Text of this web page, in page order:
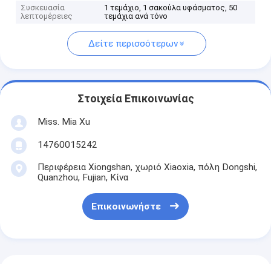
Συσκευασία
λεπτομέρειες
1 τεμάχιο, 1 σακούλα υφάσματος, 50
τεμάχια ανά τόνο
Δείτε περισσότερων
Στοιχεία Επικοινωνίας
Miss. Mia Xu
14760015242
Περιφέρεια Xiongshan, χωριό Xiaoxia, πόλη Dongshi,
Quanzhou, Fujian, Κίνα
Επικοινωνήστε